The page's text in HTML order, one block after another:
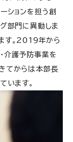
ションを担う創
部門に異動しま
す。2019年から
介護予防事業を
てからは本部長
います。